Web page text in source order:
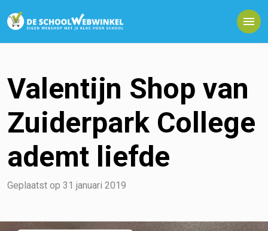
Valentijn Shop van
Zuiderpark College
ademt liefde
Geplaatst op 31 januari 2019